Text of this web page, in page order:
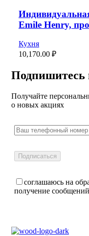
Emile Henry,
Кухня
10,170.00 ₽
Подпишитесь
Получайте
о новых акциях
соглашаюсь на
получение